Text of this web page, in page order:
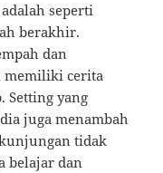
seperti
berakhir.
dan
memiliki cerita
Setting yang
juga menambah
tidak
belajar dan